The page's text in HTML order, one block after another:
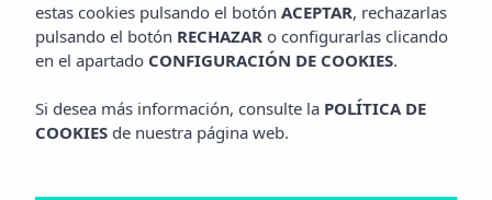
estas cookies pulsando el botón ACEPTAR, rechazarlas
pulsando el botón RECHAZAR o configurarlas clicando
en el apartado CONFIGURACIÓN DE COOKIES.
Si desea más información, consulte la POLÍTICA DE
COOKIES de nuestra página web.